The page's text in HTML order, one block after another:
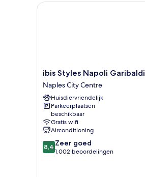
ibis
Styles
Napoli
Garibaldi
Naples
City
Centre
ibis Styles Napoli Garibaldi
Naples City Centre
Huisdiervriendelijk
Parkeerplaatsen
beschikbaar
Gratis wifi
Airconditioning
8.4
van
8,4 Zeer goed
1.002 beoordelingen
ibis Styles Napoli Garibaldi